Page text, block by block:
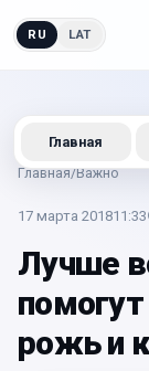
RU LAT
Главная/Важно
17 марта 201811:33
Лучше
рожь и
Главная